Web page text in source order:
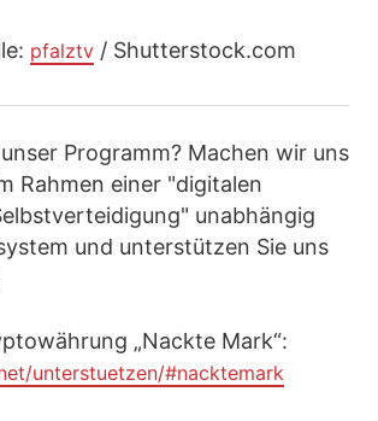
pfalztv/ Shutterstock.com
Programm? Machen wir uns
Rahmen einer "digitalen
unabhängig
und unterstützen Sie uns
„Nackte Mark“:
unterstuetzen/#nacktemark